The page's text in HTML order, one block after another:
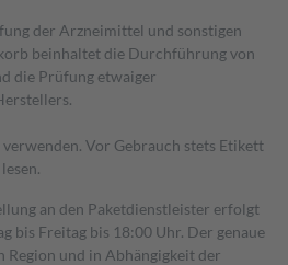
der Arzneimittel und sonstigen
beinhaltet die Durchführung von
die Prüfung etwaiger
Vor Gebrauch stets Etikett
an den Paketdienstleister erfolgt
bis Freitag bis 18:00 Uhr. Der genaue
Region und in Abhängigkeit der